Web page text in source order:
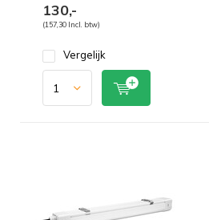
130,-
(157,30 Incl. btw)
Vergelijk